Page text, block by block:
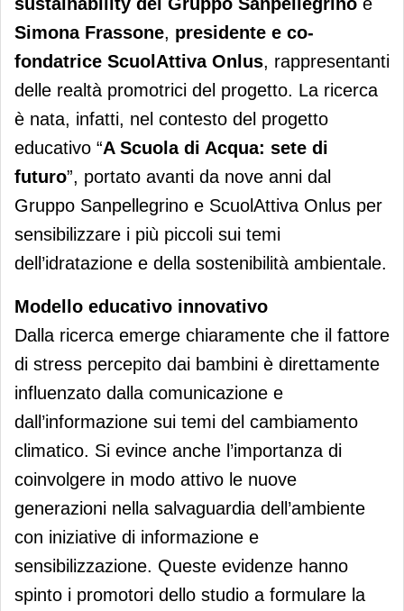
Simona Frassone, presidente e co-
fondatrice ScuolAttiva Onlus, rappresentanti
delle realtà promotrici del progetto. La ricerca
è nata, infatti, nel contesto del progetto
educativo “A Scuola di Acqua: sete di
futuro”, portato avanti da nove anni dal
Gruppo Sanpellegrino e ScuolAttiva Onlus per
sensibilizzare i più piccoli sui temi
dell’idratazione e della sostenibilità ambientale.
Modello educativo innovativo
Dalla ricerca emerge chiaramente che il fattore
di stress percepito dai bambini è direttamente
influenzato dalla comunicazione e
dall’informazione sui temi del cambiamento
climatico. Si evince anche l’importanza di
coinvolgere in modo attivo le nuove
generazioni nella salvaguardia dell’ambiente
con iniziative di informazione e
sensibilizzazione. Queste evidenze hanno
spinto i promotori dello studio a formulare la